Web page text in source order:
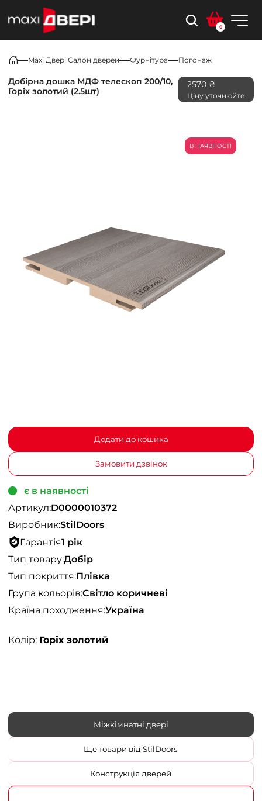
0
Maxi Двері Салон дверей Фурнітура Погонаж
Добірна дошка МДФ телескоп 200/10,
Горіх золотий (2.5шт)
2570 ₴
Ціну уточнюйте
В НАЯВНОСТІ
Додати до кошика
Замовити дзвінок
є в наявності
Артикул:D0000010372
Виробник:StilDoors
Гарантія1 рік
Тип товару:Добір
Тип покриття:Плівка
Група кольорів:Світло коричневі
Країна походження:Україна
Колір: Горіх золотий
Міжкімнатні двері
Ще товари від StilDoors
Конструкція дверей